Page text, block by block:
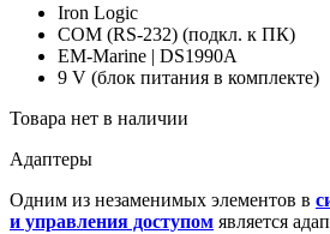
Iron Logic
COM (RS-232) (подкл. к ПК)
EM-Marine | DS1990A
9 V (блок питания в комплекте)
Товара нет в наличии
Адаптеры
Одним из незаменимых элементов в
и управления доступом является